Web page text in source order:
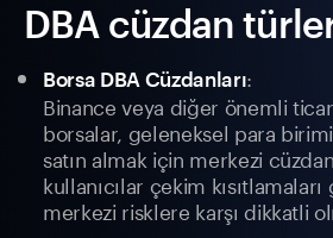
DBA cüzdan
Borsa DBA Cüzdanları:
Binance veya diğer önemli
borsalar, geleneksel para
satın almak için merkezi
kullanıcılar çekim
merkezi risklere karşı dikkatli